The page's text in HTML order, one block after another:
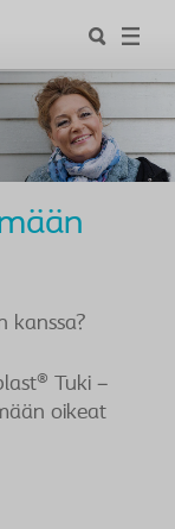
kanssa?
Tuki –
oikeat